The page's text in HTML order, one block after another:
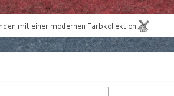
mit einer modernen Farbkollektion